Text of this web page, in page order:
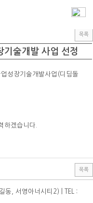
목록
기술개발 사업 선정
성장기술개발사업(디딤돌
하겠습니다.
목록
동, 서영아너시티2) | TEL :